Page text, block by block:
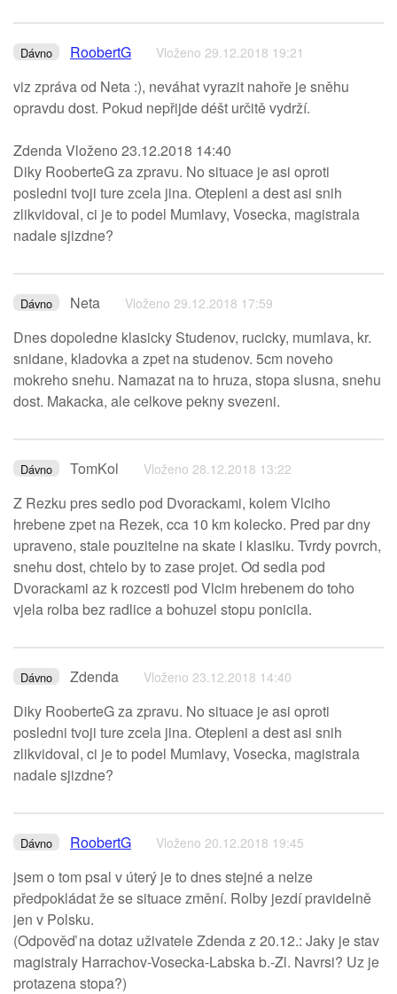
Dávno RoobertG Vloženo 29.12.2018 19:21
viz zpráva od Neta :), neváhat vyrazit nahoře je sněhu
opravdu dost. Pokud nepřijde déšt určitě vydrží.
Zdenda Vloženo 23.12.2018 14:40
Diky RooberteG za zpravu. No situace je asi oproti
posledni tvoji ture zcela jina. Otepleni a dest asi snih
zlikvidoval, ci je to podel Mumlavy, Vosecka, magistrala
nadale sjizdne?
Dávno Neta Vloženo 29.12.2018 17:59
Dnes dopoledne klasicky Studenov, rucicky, mumlava, kr.
snidane, kladovka a zpet na studenov. 5cm noveho
mokreho snehu. Namazat na to hruza, stopa slusna, snehu
dost. Makacka, ale celkove pekny svezeni.
Dávno TomKol Vloženo 28.12.2018 13:22
Z Rezku pres sedlo pod Dvorackami, kolem Vlciho
hrebene zpet na Rezek, cca 10 km kolecko. Pred par dny
upraveno, stale pouzitelne na skate i klasiku. Tvrdy povrch,
snehu dost, chtelo by to zase projet. Od sedla pod
Dvorackami az k rozcesti pod Vlcim hrebenem do toho
vjela rolba bez radlice a bohuzel stopu ponicila.
Dávno Zdenda Vloženo 23.12.2018 14:40
Diky RooberteG za zpravu. No situace je asi oproti
posledni tvoji ture zcela jina. Otepleni a dest asi snih
zlikvidoval, ci je to podel Mumlavy, Vosecka, magistrala
nadale sjizdne?
Dávno RoobertG Vloženo 20.12.2018 19:45
jsem o tom psal v úterý je to dnes stejné a nelze
předpokládat že se situace změní. Rolby jezdí pravidelně
jen v Polsku.
(Odpověď na dotaz uživatele Zdenda z 20.12.: Jaky je stav
magistraly Harrachov-Vosecka-Labska b.-Zl. Navrsi? Uz je
protazena stopa?)